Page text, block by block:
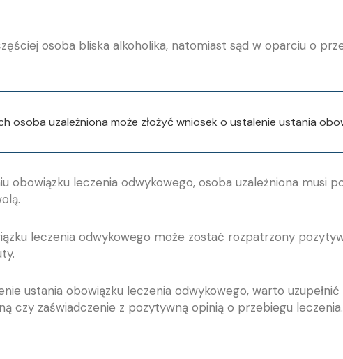
osoba bliska alkoholika, natomiast sąd w oparciu o
osoba uzależniona może złożyć wniosek o ustalenie ustania
obowiązku leczenia odwykowego, osoba uzależniona musi
leczenia odwykowego może zostać rozpatrzony
ustania obowiązku leczenia odwykowego, warto
czy zaświadczenie z pozytywną opinią o przebiegu leczenia.